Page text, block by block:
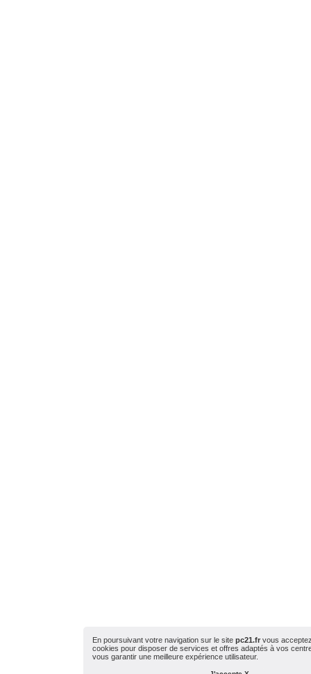
En poursuivant votre navigation sur le sitepc21.fr vous
cookies pour disposer de services et offres adaptés à vos
vous garantir une meilleure expérience utilisateur.